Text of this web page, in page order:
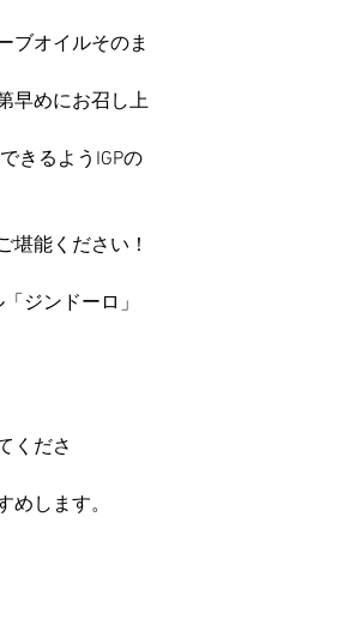
ブオイルそのま
早めにお召し上
きるようIGPの
堪能ください！
ジンドーロ」
くださ
します。